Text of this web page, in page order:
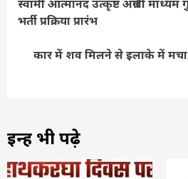
Reading
स्वामी आत्मानंद उत्कृष्ट अंग्रेजी
भर्ती प्रक्रिया प्रारंभ
कार में शव मिलने से इलाके में
इन्हें भी पढ़े